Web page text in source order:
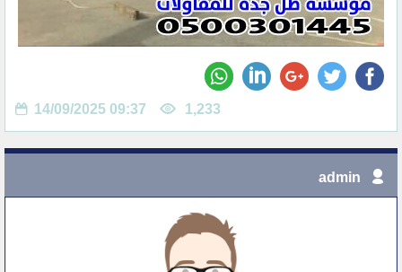
14/09/2025 09:37 1,233
admin